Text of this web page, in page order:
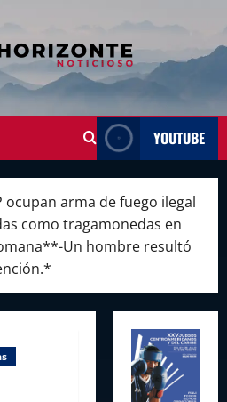
YOUTUBE
ocupan arma de fuego ilegal
como tragamonedas en
Un hombre resultó